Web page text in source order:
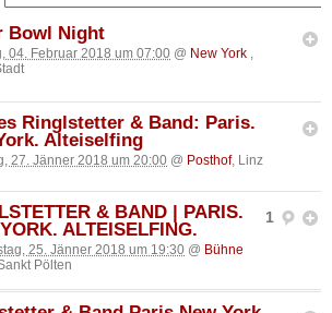
Bowl Night
04. Februar 2018 um 07:00 @ New York ,
Ringlstetter & Band: Paris.
Alteiselfing
27. Jänner 2018 um 20:00 @ Posthof, Linz
1
& BAND | PARIS.
ALTEISELFING.
25. Jänner 2018 um 19:30 @ Bühne
Pölten